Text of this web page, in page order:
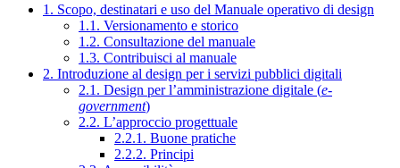
1. Scopo, destinatari e uso del Manuale operativo di design
1.1. Versionamento e storico
1.2. Consultazione del manuale
1.3. Contribuisci al manuale
2. Introduzione al design per i servizi pubblici digitali
2.1. Design per l’amministrazione digitale (e-
government)
2.2. L’approccio progettuale
2.2.1. Buone pratiche
2.2.2. Principi